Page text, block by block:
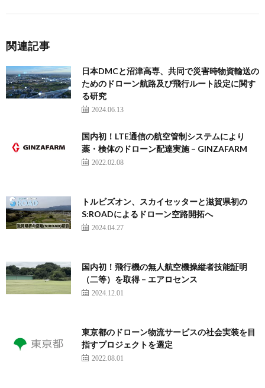
関連記事
日本DMCと沼津高専、共同で災害時物資輸送の
ためのドローン航路及び飛行ルート設定に関す
る研究
2024.06.13
国内初！LTE通信の航空管制システムにより
薬・検体のドローン配達実施 – GINZAFARM
2022.02.08
トルビズオン、スカイセッターと滋賀県初の
S:ROADによるドローン空路開拓へ
2024.04.27
国内初！飛行機の無人航空機操縦者技能証明
（二等）を取得 – エアロセンス
2024.12.01
東京都のドローン物流サービスの社会実装を目
指すプロジェクトを選定
2022.08.01